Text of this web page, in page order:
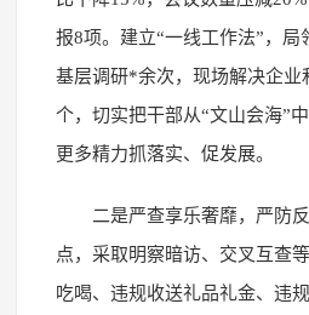
报8项。建立“一线工作法”，局
基层调研*余次，现场解决企业
个，切实把干部从“文山会海”
更多精力抓落实、促发展。
二是严查享乐奢靡，严防
点，采取明察暗访、交叉互查
吃喝、违规收送礼品礼金、违